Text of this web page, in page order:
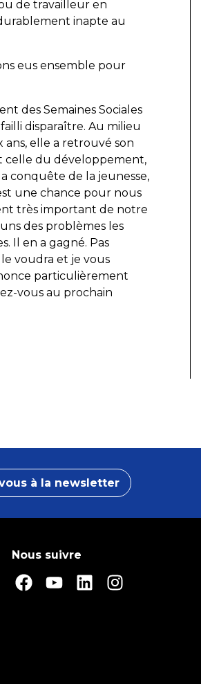
de travailleur en
inapte au
eus ensemble pour
des Semaines Sociales
disparaître. Au milieu
ans, elle a retrouvé son
celle du développement,
conquête de la jeunesse,
une chance pour nous
très important de notre
des problèmes les
Il en a gagné. Pas
le voudra et je vous
particulièrement
vous au prochain
à la newsletter
Nous suivre